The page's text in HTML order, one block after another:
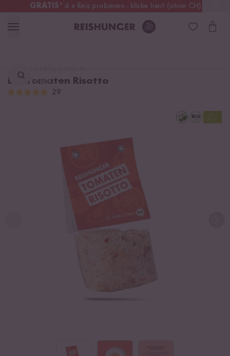
GRATIS* 4 x Reis probieren - klicke hier! (ohne CH)
Österreich Kostenloser Versand
finden ...
Bio Tomaten Risotto
29